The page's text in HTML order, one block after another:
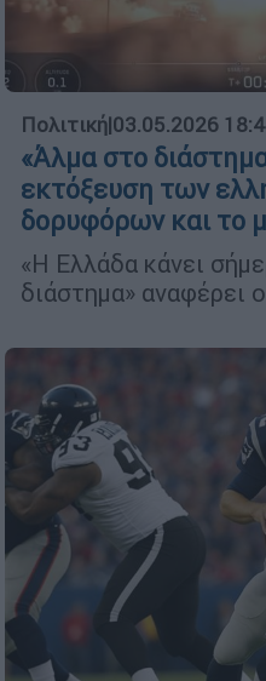
Πολιτική|03.05.2026
«Άλμα στο
εκτόξευση των
δορυφόρων και το
«Η Ελλάδα κάνει
διάστημα» αναφέρει